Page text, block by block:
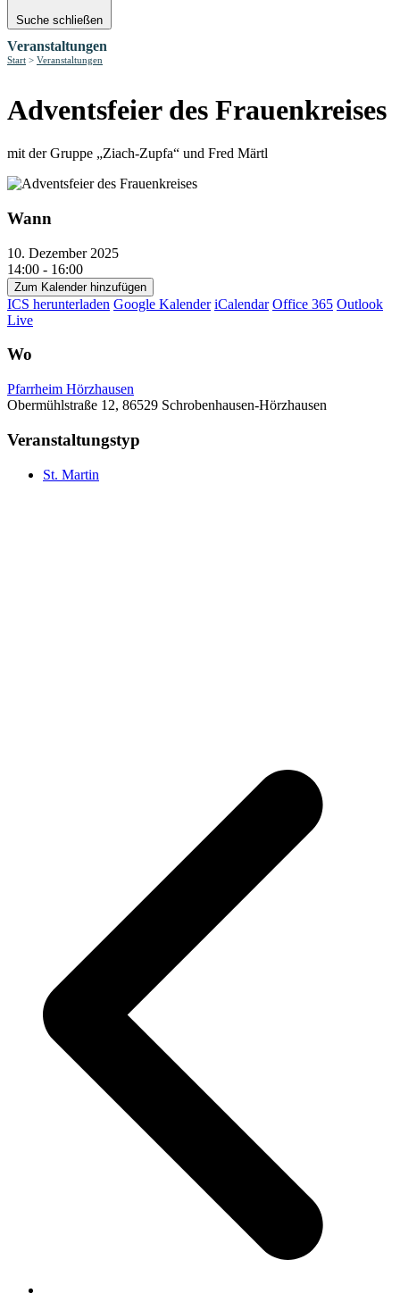
Suche schließen
Veranstaltungen
Start > Veranstaltungen
Adventsfeier des Frauenkreises
mit der Gruppe „Ziach-Zupfa“ und Fred Märtl
Wann
10. Dezember 2025
14:00 - 16:00
Zum Kalender hinzufügen
ICS herunterladen Google Kalender iCalendar Office 365 Outlook
Live
Wo
Pfarrheim Hörzhausen
Obermühlstraße 12, 86529 Schrobenhausen-Hörzhausen
Veranstaltungstyp
St. Martin